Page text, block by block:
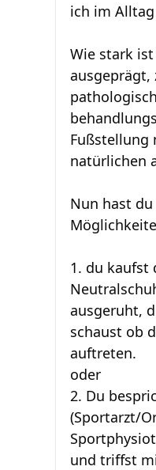
ich im
Wie stark
ausgeprägt,
Fußstellung
natürlichen
Nun hast
1. du kaufst
ausgeruht,
schaust ob
auftreten.
oder
2. Du
(Sportarzt/
und triffst